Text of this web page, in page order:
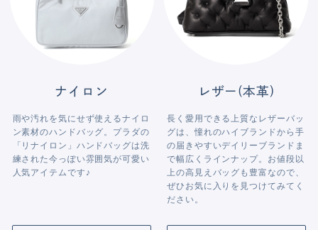
ナイロン
雨や汚れを気にせず使えるナイロ
ン素材のハンドバッグ。プラダの
「リナイロン」ハンドバッグは洗
練された今っぽい雰囲気が可愛い
人気アイテムです♪
レザー(本革)
長く愛用できる上質なレザーバッ
グは、憧れのハイブランドから手
の届きやすいデイリーブランドま
で幅広くラインナップ。お値段以
上の高見えバッグも豊富なので、
ぜひお気に入りを見つけてみてく
ださい。